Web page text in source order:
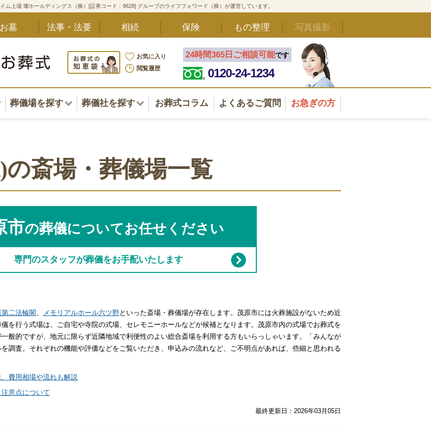
ム上場 燦ホールディングス（株）[証券コード：9628] グループのライフフォワード（株）が運営しています。
お墓 法事・法要 相続 保険 もの整理 写真撮影
お気に入り
閲覧履歴
24時間365日ご相談可能です
0120-24-1234
後まで
場
葬儀場を探す
東北・甲信越・北陸
関東
中部・東海
関西
中国・四国
葬儀社を探す
東北・甲信越・北陸
関東
中部・東海
関西
中国・四国
お葬式コラム よくあるご質問 お急ぎの方
の斎場・葬儀場一覧
市の葬儀についてお任せください
専門のスタッフが葬儀をお手配いたします
第二法輪閣 メモリアルホール六ツ野といった斎場・葬儀場が存在します。茂原市には火葬施設がないため近
を行う式場は、ご自宅や寺院の式場、セレモニーホールなどが候補となります。茂原市内の式場でお葬式を
般的ですが、地元に限らず近隣地域で利便性のよい総合斎場を利用する方もいらっしゃいます。「みんなが
調査。それぞれの機能や評価などをご覧いただき、申込みの流れなど、ご不明点があれば、些細と思われる
費用相場や流れも解説
意点について
最終更新日： 2026年03月05日